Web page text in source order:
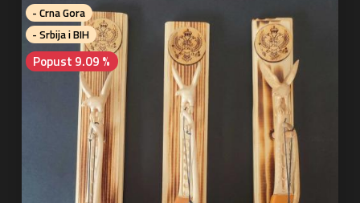
- Crna Gora
- Srbija i BIH
Popust 9.09 %